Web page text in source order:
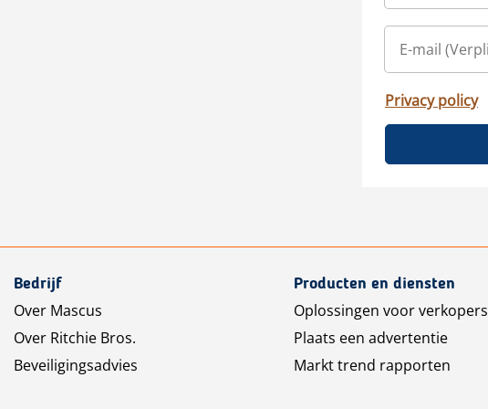
Privacy policy
Bedrijf
Over Mascus
Over Ritchie Bros.
Beveiligingsadvies
Producten en diensten
Oplossingen voor verkopers
Plaats een advertentie
Markt trend rapporten